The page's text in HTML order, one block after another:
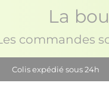
La
commandes
Colis expédié sous 24h